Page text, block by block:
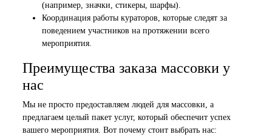
(например, значки, стикеры, шарфы).
Координация работы кураторов, которые следят за
поведением участников на протяжении всего
мероприятия.
Преимущества заказа массовки у
нас
Мы не просто предоставляем людей для массовки, а
предлагаем целый пакет услуг, который обеспечит успех
вашего мероприятия. Вот почему стоит выбрать нас: